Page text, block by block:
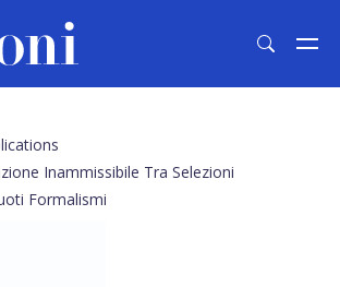
Inammissibile Tra Selezioni
Formalismi